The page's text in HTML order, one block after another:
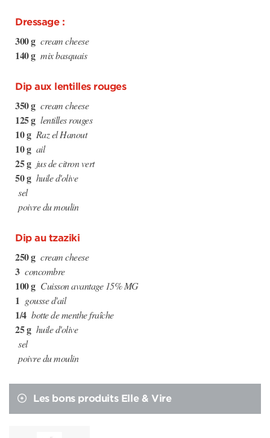
Dressage :
300 g cream cheese
140 g mix basquais
Dip aux lentilles rouges
350 g cream cheese
125 g lentilles rouges
10 g Raz el Hanout
10 g ail
25 g jus de citron vert
50 g huile d'olive
sel
poivre du moulin
Dip au tzaziki
250 g cream cheese
3 concombre
100 g Cuisson avantage 15% MG
1 gousse d'ail
1/4 botte de menthe fraîche
25 g huile d'olive
sel
poivre du moulin
Les bons produits Elle & Vire